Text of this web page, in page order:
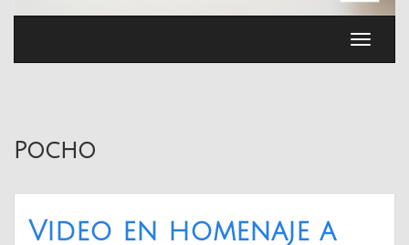
Pocho
Video en homenaje a